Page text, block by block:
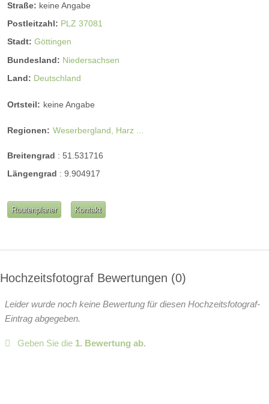
Straße: keine Angabe
Postleitzahl: PLZ 37081
Stadt: Göttingen
Bundesland: Niedersachsen
Land: Deutschland
Ortsteil: keine Angabe
Regionen: Weserbergland, Harz ...
Breitengrad : 51.531716
Längengrad : 9.904917
Routenplaner Kontakt
Hochzeitsfotograf Bewertungen 0
Leider wurde noch keine Bewertung für diesen Hochzeitsfotograf-
Eintrag abgegeben.
Geben Sie die 1. Bewertung ab.